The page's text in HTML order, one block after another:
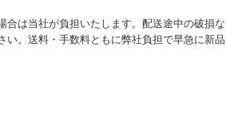
合は当社が負担いたします。配送途中の破損
い。送料・手数料ともに弊社負担で早急に新